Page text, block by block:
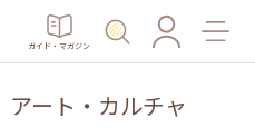
ガイド・マガジン
アート・カルチャ